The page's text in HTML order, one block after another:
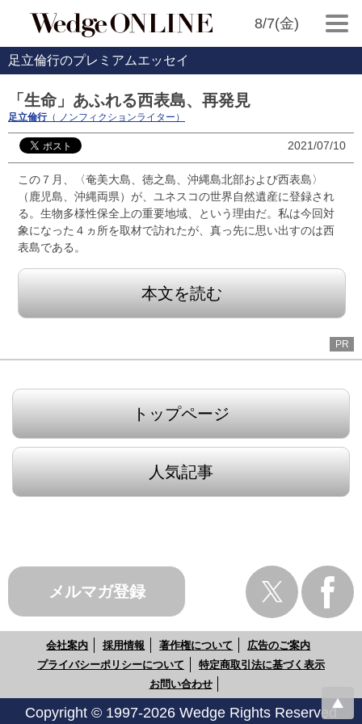
8/7(金)
足立倫行のプレミアムエッセイ
「生命」あふれる西表島、再発見
足立倫行（ ノンフィクションライター）
2021/07/10
この７月、〈奄美大島、徳之島、沖縄島北部および西表島〉
（鹿児島、沖縄両県）が、ユネスコの世界自然遺産に登録され
る。生物多様性保全上の重要地域、という理由だ。私は今回対
象になった４ヵ所を取材で訪れたが、真っ先に思い出すのは西
表島である。
本文を読む
PR
トップページ
人気記事
メルマガ登録
会社案内 採用情報 著作権について
広告のご案内
プライバシーポリシーについて
特定商取引法に基づく表示
お問い合わせ
Copyright © 1997-2026 Wedge Rights Reserved